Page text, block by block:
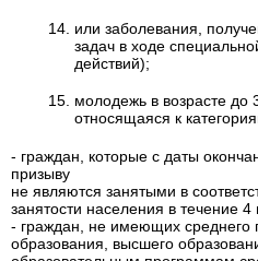
или заболевания,
задач в ходе
действий);
молодежь в возрасте до
относящаяся к
- граждан, которые с даты
призыву
не являются занятыми в
занятости населения в течение
- граждан, не имеющих среднего
образования, высшего